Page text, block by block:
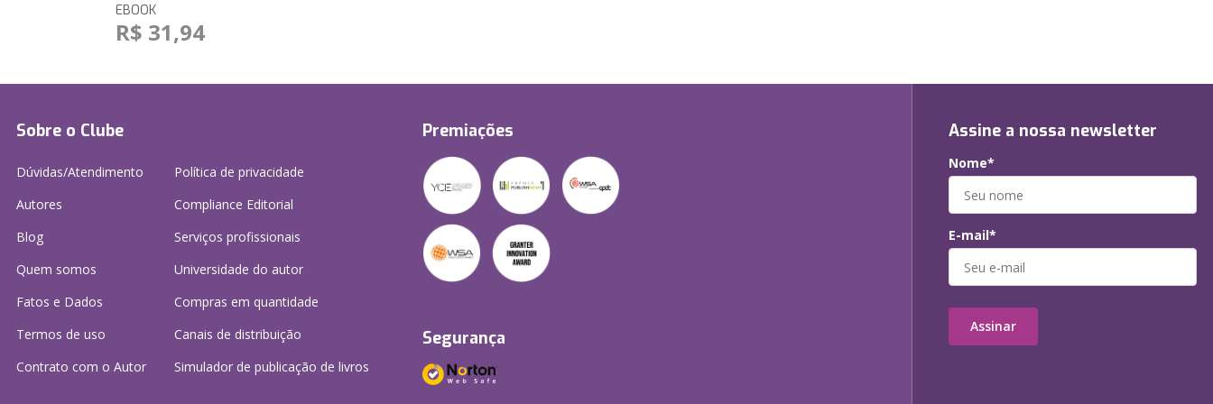
EBOOK
R$ 31,94
Sobre o Clube
Dúvidas/Atendimento
Autores
Blog
Quem somos
Fatos e Dados
Termos de uso
Contrato com o Autor
Política de privacidade
Compliance Editorial
Serviços profissionais
Universidade do autor
Compras em quantidade
Canais de distribuição
Simulador de publicação de livros
Premiações
Segurança
Assine a nossa newsletter
Nome*
E-mail*
Assinar